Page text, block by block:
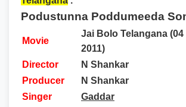
Podustunna Poddumeeda
Movie
Jai Bolo Telangana
2011)
Director
N Shankar
Producer
N Shankar
Singer
Gaddar